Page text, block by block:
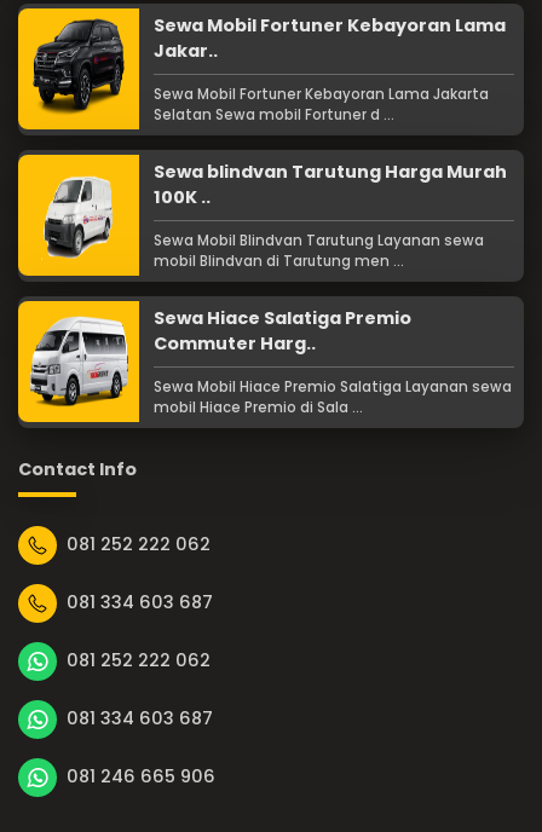
Sewa Mobil Fortuner Kebayoran Lama
Jakar..
Sewa Mobil Fortuner Kebayoran Lama Jakarta
Selatan Sewa mobil Fortuner d ...
Sewa blindvan Tarutung Harga Murah
100K ..
Sewa Mobil Blindvan Tarutung Layanan sewa
mobil Blindvan di Tarutung men ...
Sewa Hiace Salatiga Premio
Commuter Harg..
Sewa Mobil Hiace Premio Salatiga Layanan sewa
mobil Hiace Premio di Sala ...
Contact Info
081 252 222 062
081 334 603 687
081 252 222 062
081 334 603 687
081 246 665 906